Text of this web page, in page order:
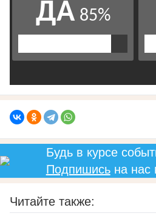
Будь в курсе
Подпишисьна нас
Читайте также: